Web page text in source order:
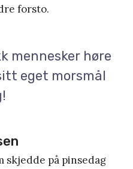
forsto.
mennesker høre
eget morsmål
skjedde på pinsedag